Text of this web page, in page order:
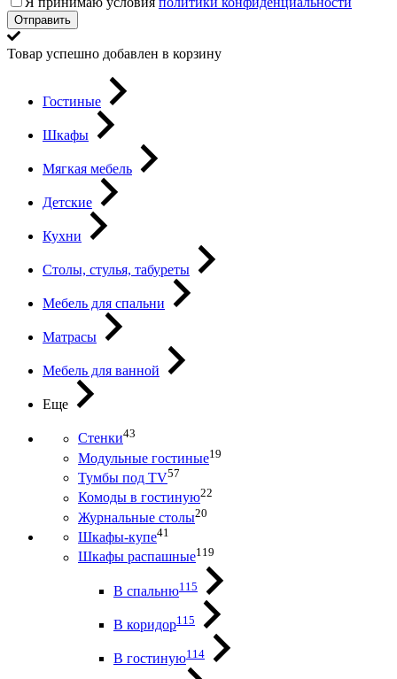
Отправить
Товар успешно добавлен в корзину
Гостиные
Шкафы
Мягкая мебель
Детские
Кухни
Столы, стулья, табуреты
Мебель для спальни
Матрасы
Мебель для ванной
Еще
Стенки43
Модульные гостиные19
Тумбы под ТV57
Комоды в гостиную22
Журнальные столы20
Шкафы-купе41
Шкафы распашные119
В спальню115
В коридор115
В гостиную114